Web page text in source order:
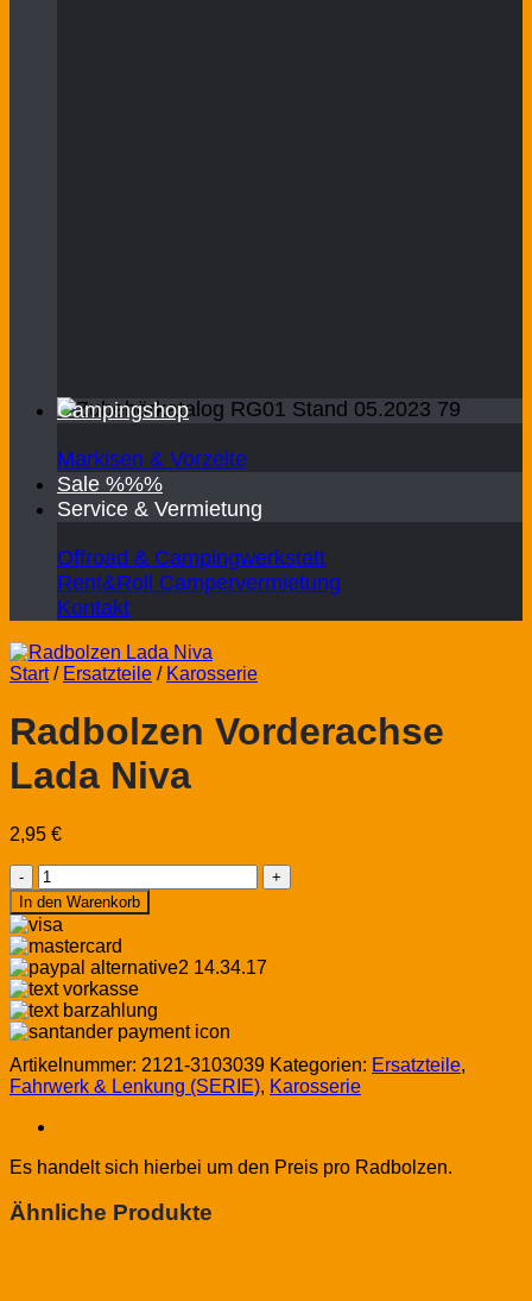
Campingshop
Markisen & Vorzelte
Sale %%%
Service & Vermietung
Offroad & Campingwerkstatt
Rent&Roll Campervermietung
Kontakt
Start / Ersatzteile / Karosserie
Radbolzen Vorderachse
Lada Niva
2,95 €
Radbolzen
Vorderachse
Lada
Niva
Menge
In den Warenkorb
Artikelnummer: 2121-3103039 Kategorien: Ersatzteile,
Fahrwerk & Lenkung (SERIE), Karosserie
Es handelt sich hierbei um den Preis pro Radbolzen.
Ähnliche Produkte